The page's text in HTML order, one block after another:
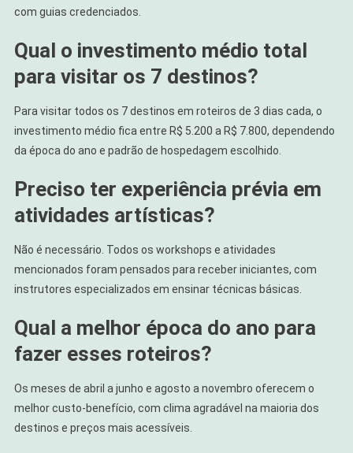
com guias credenciados.
Qual o investimento médio total
para visitar os 7 destinos?
Para visitar todos os 7 destinos em roteiros de 3 dias cada, o
investimento médio fica entre R$ 5.200 a R$ 7.800, dependendo
da época do ano e padrão de hospedagem escolhido.
Preciso ter experiência prévia em
atividades artísticas?
Não é necessário. Todos os workshops e atividades
mencionados foram pensados para receber iniciantes, com
instrutores especializados em ensinar técnicas básicas.
Qual a melhor época do ano para
fazer esses roteiros?
Os meses de abril a junho e agosto a novembro oferecem o
melhor custo-benefício, com clima agradável na maioria dos
destinos e preços mais acessíveis.